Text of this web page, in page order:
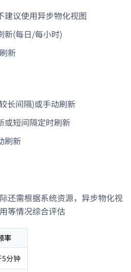
建议使用异步物化视图
新(每日/每小时)
新
长间隔)或手动刷新
或短间隔定时刷新
刷新
还需根据系统资源，异步物化视
等情况综合评估
率
5分钟